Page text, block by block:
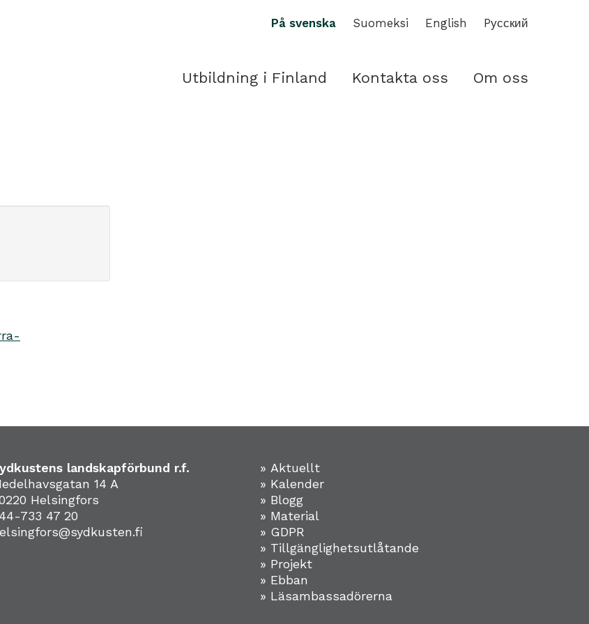
På svenska Suomeksi English Pусский
Utbildning i Finland Kontakta oss Om oss
landskapförbund r.f.
14 A
Helsingfors
733 47 20
» Aktuellt
» Kalender
» Blogg
» Material
» GDPR
» Tillgänglighetsutlåtande
» Projekt
» Ebban
» Läsambassadörerna